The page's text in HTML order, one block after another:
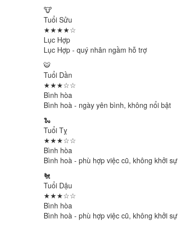
🐮
Tuổi Sửu
★★★★☆
Lục Hợp
Lục Hợp - quý nhân ngầm hỗ trợ
🐯
Tuổi Dần
★★★☆☆
Bình hòa
Bình hoà - ngày yên bình, không nổi bật
🐍
Tuổi Tỵ
★★★☆☆
Bình hòa
Bình hoà - phù hợp việc cũ, không khởi sự
🐔
Tuổi Dậu
★★★☆☆
Bình hòa
Bình hoà - phù hợp việc cũ, không khởi sự